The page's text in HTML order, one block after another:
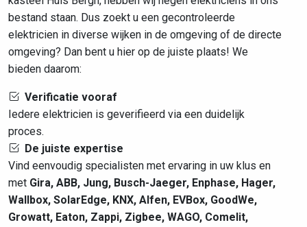
bestand staan. Dus zoekt u een gecontroleerde
elektricien in diverse wijken in de omgeving of de directe
omgeving? Dan bent u hier op de juiste plaats! We
bieden daarom:
Verificatie vooraf
Iedere elektricien is geverifieerd via een duidelijk
proces.
De juiste expertise
Vind eenvoudig specialisten met ervaring in uw klus en
met Gira, ABB, Jung, Busch-Jaeger, Enphase, Hager,
Wallbox, SolarEdge, KNX, Alfen, EVBox, GoodWe,
Growatt, Eaton, Zappi, Zigbee, WAGO, Comelit,